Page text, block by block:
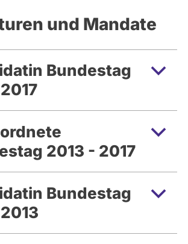
und Mandate
Bundestag
2013 - 2017
Bundestag